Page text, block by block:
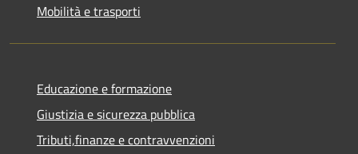
Mobilità e trasporti
Educazione e formazione
Giustizia e sicurezza pubblica
Tributi,finanze e contravvenzioni